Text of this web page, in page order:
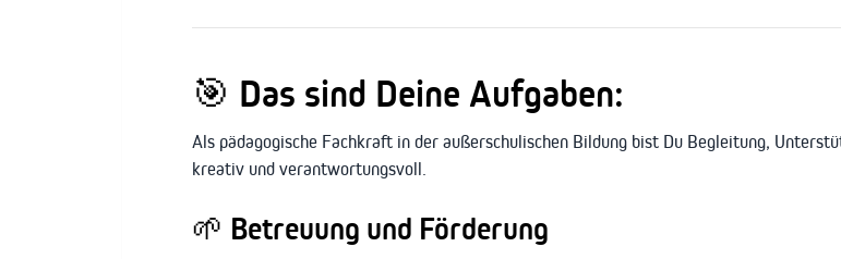
🎯 Das sind Deine Aufgaben:
Als pädagogische Fachkraft in der außerschulischen Bildung bist Du Begleitung,
kreativ und verantwortungsvoll.
🌱 Betreuung und Förderung